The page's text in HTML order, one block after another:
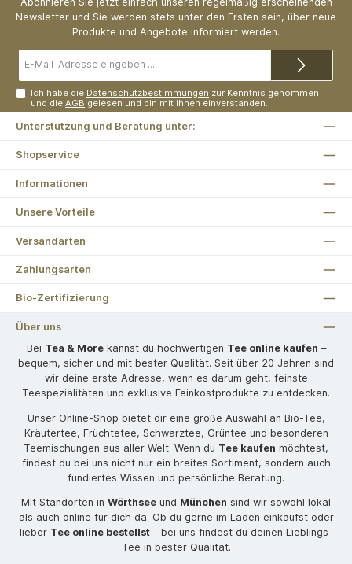
Newsletter und Sie werden stets unter den Ersten sein, über neue
Produkte und Angebote informiert werden.
Mail-
Ich habe die Datenschutzbestimmungen zur Kenntnis genommen
und dieAGB gelesen und bin mit ihnen einverstanden.
Unterstützung und Beratung unter:
Shopservice
Informationen
Unsere Vorteile
Versandarten
Zahlungsarten
Bio-Zertifizierung
Über uns
Bei Tea & Morekannst du hochwertigen Tee online kaufen –
bequem, sicher und mit bester Qualität. Seit über 20 Jahren sind
wir deine erste Adresse, wenn es darum geht, feinste
Teespezialitäten und exklusive Feinkostprodukte zu entdecken.
Unser Online-Shop bietet dir eine große Auswahl an Bio-Tee,
Kräutertee, Früchtetee, Schwarztee, Grüntee und besonderen
Teemischungen aus aller Welt. Wenn du Tee kaufen möchtest,
findest du bei uns nicht nur ein breites Sortiment, sondern auch
fundiertes Wissen und persönliche Beratung.
Mit Standorten in Wörthsee und München sind wir sowohl lokal
als auch online für dich da. Ob du gerne im Laden einkaufst oder
lieber Tee online bestellst– bei uns findest du deinen Lieblings-
Tee in bester Qualität.